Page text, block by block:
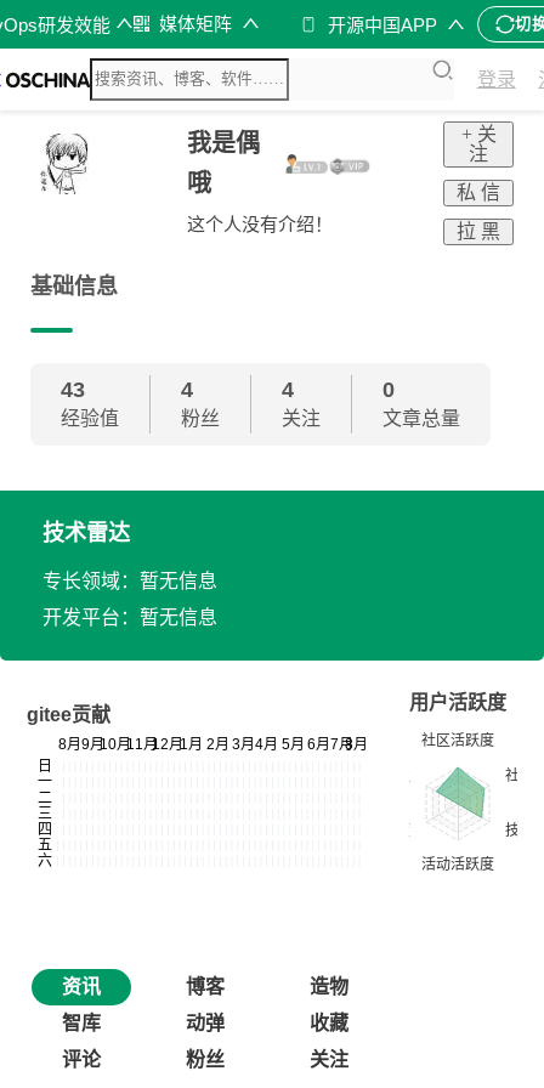
研发效能 媒体矩阵 开源中国APP 切
登录
我是偶
哦
这个人没有介绍！
+ 关
注
私 信
拉 黑
基础信息
43
经验值
4
粉丝
4
关注
0
文章总量
技术雷达
专长领域：暂无信息
开发平台：暂无信息
gitee贡献
用户活跃度
资讯 博客
造物
智库
动弹
收藏
评论
粉丝 关注